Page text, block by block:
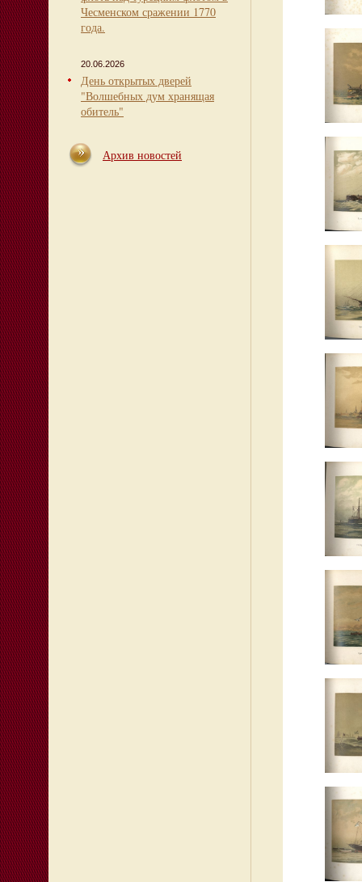
Чесменском сражении 1770
года.
20.06.2026
День открытых дверей
"Волшебных дум хранящая
обитель"
Архив новостей